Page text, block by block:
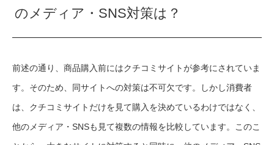
のメディア・SNS対策は？
前述の通り、商品購入前にはクチコミサイトが参考にされていま
す。そのため、同サイトへの対策は不可欠です。しかし消費者
は、クチコミサイトだけを見て購入を決めているわけではなく、
他のメディア・SNSも見て複数の情報を比較しています。このこ